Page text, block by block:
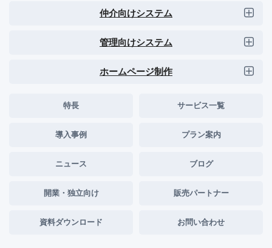
仲介向けシステム
管理向けシステム
ホームページ制作
特長 サービス一覧
導入事例 プラン案内
ニュース ブログ
開業・独立向け 販売パートナー
資料ダウンロード お問い合わせ